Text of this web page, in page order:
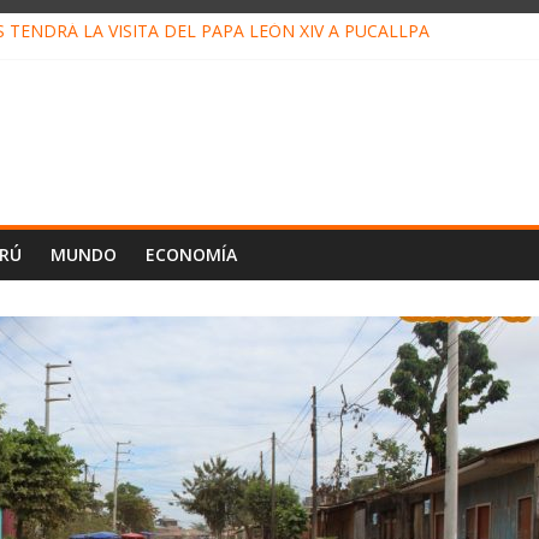
LA VISITA DEL PAPA LEÓN XIV A PUCALLPA
MUNDO ECONOMÍA